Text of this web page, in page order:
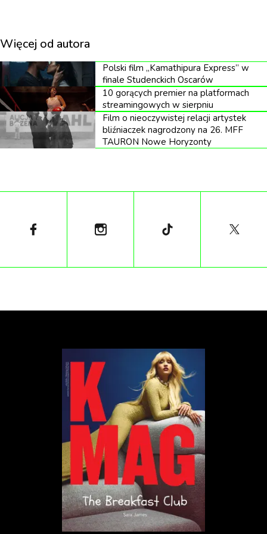
Artystka nieustannie poszerza zakres swojej
współprace z uznanymi twórcami, takimi jak Ólafur
Arnalds czy Valentina Magaletti. W 2025 roku
zaprezentowała premierowo swój pierwszy koncert
fortepianowy „Non Fiction”, którego debiut miał
miejsce w londyńskim Barbican Centre. Rok 2026
przyniósł jej kolejne prestiżowe wyróżnienie –
Europejską Nagrodę Filmową dla najlepszej
kompozytorki za ścieżkę dźwiękową do filmu
„Wartość sentymentalna”.
Więcej od autora
Polski film „Kamathipura Express” w
finale Studenckich Oscarów
10 gorących premier na platformach
streamingowych w sierpniu
Film o nieoczywistej relacji artystek
bliźniaczek nagrodzony na 26. MFF
TAURON Nowe Horyzonty